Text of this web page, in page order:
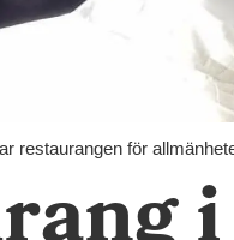
restaurangen för